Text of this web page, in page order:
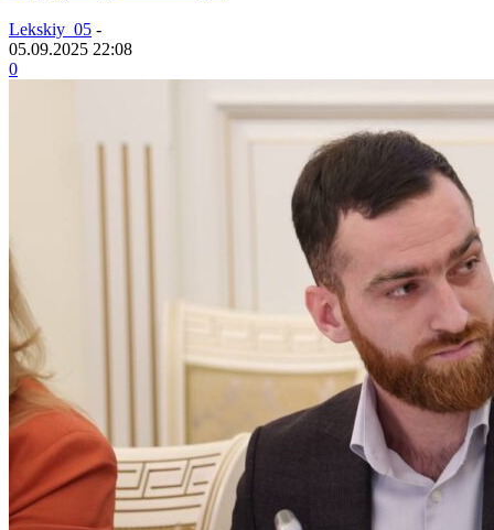
Lekskiy_05 -
05.09.2025 22:08
0